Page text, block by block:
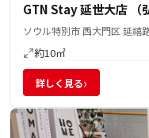
GTN Stay 延世大店 （
ソウル特別市 西大門区 延禧
約10㎡
詳しく見る›